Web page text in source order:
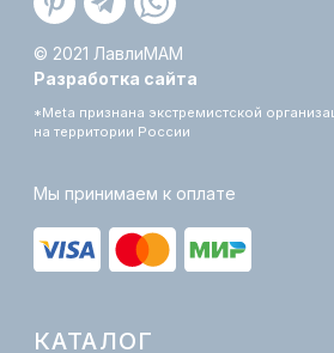
Обмен и возврат
Уход за изделиями
Сертификация
КОНТАКТЫ